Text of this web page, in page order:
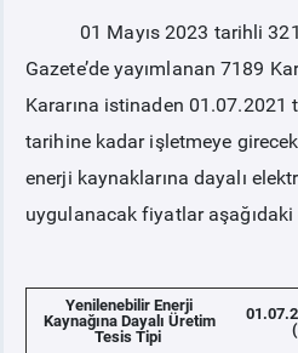
SERBEST TÜKETİCİ
TEMİNAT
DUYURULAR
01 Mayıs 2023 tarihli
Gazete’de yayımlanan 7189
Kararına istinaden 01.07.2021
tarihine kadar işletmeye
enerji kaynaklarına dayalı
uygulanacak fiyatlar
Yenilenebilir Enerji
Kaynağına Dayalı Üretim
Tesis Tipi